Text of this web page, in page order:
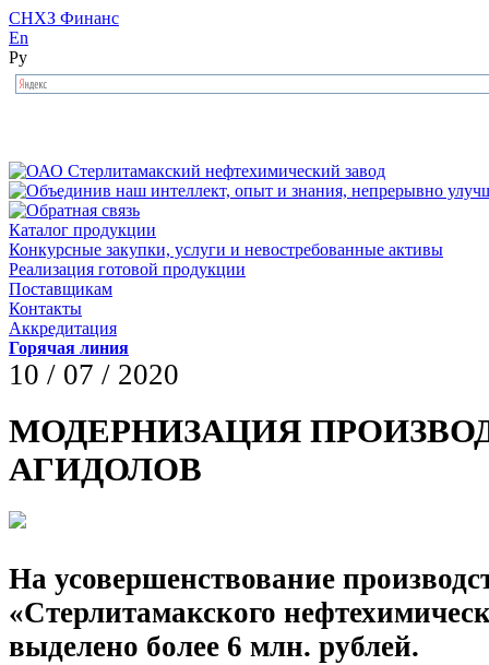
СНХЗ Финанс
En
Ру
Каталог продукции
Конкурсные закупки, услуги и невостребованные активы
Реализация готовой продукции
Поставщикам
Контакты
Аккредитация
Горячая линия
10 / 07 / 2020
МОДЕРНИЗАЦИЯ
АГИДОЛОВ
На усовершенствование
«Стерлитамакского
выделено более 6 млн. рублей.